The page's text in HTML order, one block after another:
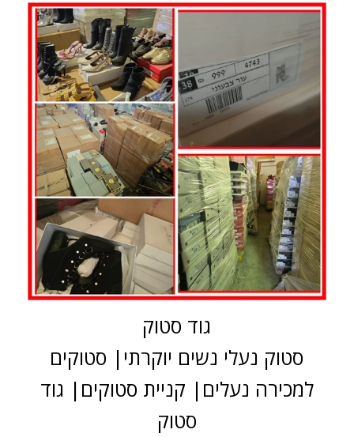
גוד סטוק
סטוק נעלי נשים יוקרתי| סטוקים
למכירה נעלים| קניית סטוקים| גוד
סטוק